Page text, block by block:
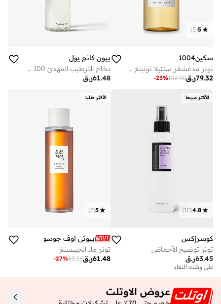
5
(
5
)
سكين1004
تونر مدغشقر سنتيلا تونينغ - 210 مل
ر.ق79.32
102.90
-23%
بيون كانج يول
بخاخ الترطيب المهدئ 100 مل
ر.ق61.48
الأكثر مبيعا
4.8
(
10
)
كوسرإكس
تونر توضيح الأحماض
ر.ق63.45
على وشك النفاد
الأكثر طلبا
5
(
3
)
بيوتي اوف جوسون
تونر ماء الجينسنغ
ر.ق61.48
83.28
-27%
عروض الاوتلت